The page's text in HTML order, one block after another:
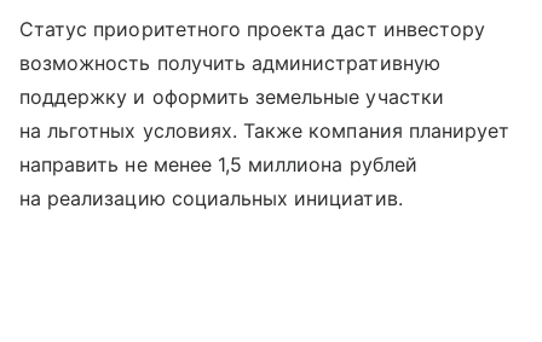
Статус приоритетного проекта даст инвестору
возможность получить административную
поддержку и оформить земельные участки
на льготных условиях. Также компания планирует
направить не менее 1,5 миллиона рублей
на реализацию социальных инициатив.